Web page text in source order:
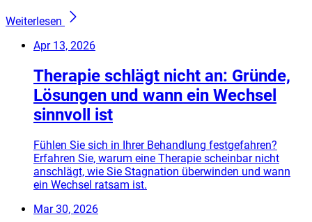
Weiterlesen
Apr 13, 2026
Therapie schlägt nicht an: Gründe,
Lösungen und wann ein Wechsel
sinnvoll ist
Fühlen Sie sich in Ihrer Behandlung festgefahren?
Erfahren Sie, warum eine Therapie scheinbar nicht
anschlägt, wie Sie Stagnation überwinden und wann
ein Wechsel ratsam ist.
Mar 30, 2026